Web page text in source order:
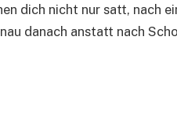
dich nicht nur satt, nach
danach anstatt nach